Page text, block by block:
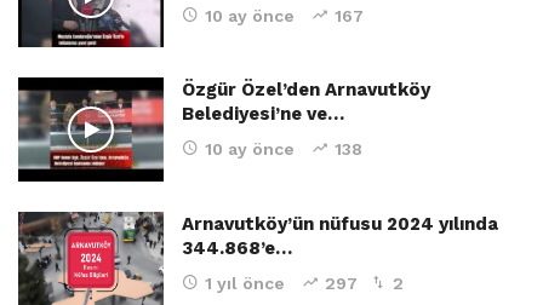
10 ay önce 167
Özgür Özel’den Arnavutköy
Belediyesi’ne ve…
10 ay önce 138
Arnavutköy’ün nüfusu 2024 yılında
344.868’e…
1 yıl önce 297 2